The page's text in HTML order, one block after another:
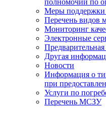
полномочий по
Меры
Перечень видов
Мониторинг
Электронные
Предварительная
Другая
Новости
Информация о
при
Услуги по
Перечень МСЗУ